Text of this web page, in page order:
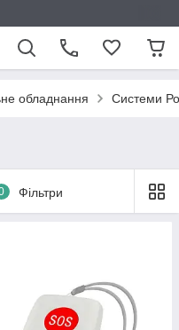
обладнання Системи
Фільтри